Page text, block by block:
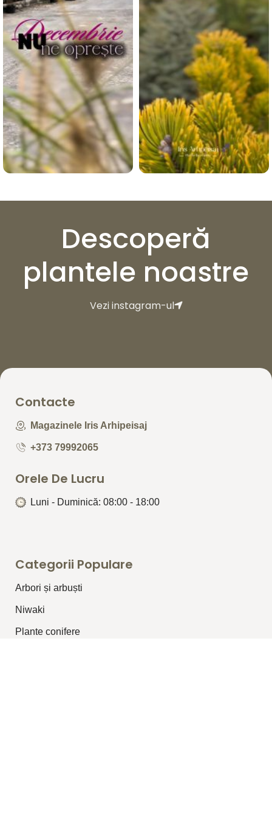
Descoperă
plantele noastre
Vezi instagram-ul
Contacte
Magazinele Iris Arhipeisaj
+373 79992065
Orele De Lucru
Luni - Duminică: 08:00 - 18:00
Categorii Populare
Arbori și arbuști
⁠Niwaki
Plante conifere